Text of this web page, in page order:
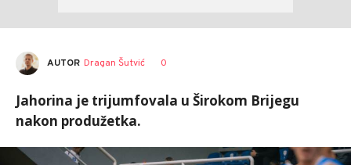
AUTOR Dragan Šutvić 0
Jahorina je trijumfovala u Širokom Brijegu
nakon produžetka.